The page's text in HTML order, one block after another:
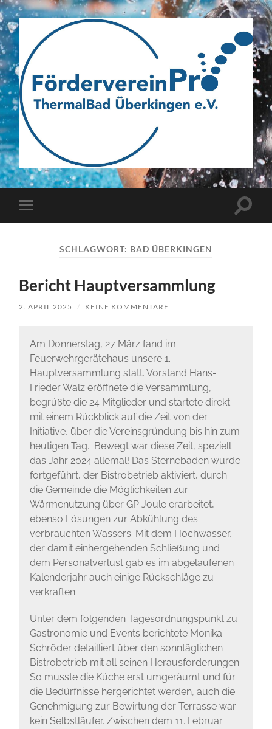
Webseite
des
Fördervereins
Menü
SCHLAGWORT: BAD ÜBERKINGEN
Bericht Hauptversammlung
2. APRIL 2025 / KEINE KOMMENTARE
Am Donnerstag, 27 März fand im
Feuerwehrgerätehaus unsere 1.
Hauptversammlung statt. Vorstand Hans-
Frieder Walz eröffnete die Versammlung,
begrüßte die 24 Mitglieder und startete direkt
mit einem Rückblick auf die Zeit von der
Initiative, über die Vereinsgründung bis hin zum
heutigen Tag. Bewegt war diese Zeit, speziell
das Jahr 2024 allemal! Das Sternebaden wurde
fortgeführt, der Bistrobetrieb aktiviert, durch
die Gemeinde die Möglichkeiten zur
Wärmenutzung über GP Joule erarbeitet,
ebenso Lösungen zur Abkühlung des
verbrauchten Wassers. Mit dem Hochwasser,
der damit einhergehenden Schließung und
dem Personalverlust gab es im abgelaufenen
Kalenderjahr auch einige Rückschläge zu
verkraften.
Unter dem folgenden Tagesordnungspunkt zu
Gastronomie und Events berichtete Monika
Schröder detailliert über den sonntäglichen
Bistrobetrieb mit all seinen Herausforderungen.
So musste die Küche erst umgeräumt und für
die Bedürfnisse hergerichtet werden, auch die
Genehmigung zur Bewirtung der Terrasse war
kein Selbstläufer. Zwischen dem 11. Februar